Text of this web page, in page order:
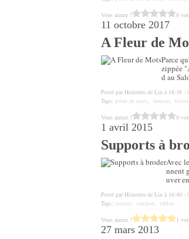
Vous aimez ?
0
11 octobre 2017
A Fleur de
Parce
zippée
d au
Posté par Histoires de Lin à 18:38 -
Tags: point de croix, trousse,
Vous aimez ?
0
1 avril 2015
Supports à
Avec
nnent
uver
Posté par Histoires de Lin à 16:40 -
Tags: trousse, torchon, tablier
Vous aimez ?
1
27 mars 2013